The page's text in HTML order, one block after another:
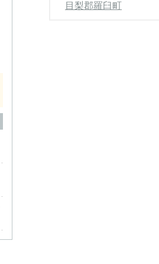
目梨郡羅臼町